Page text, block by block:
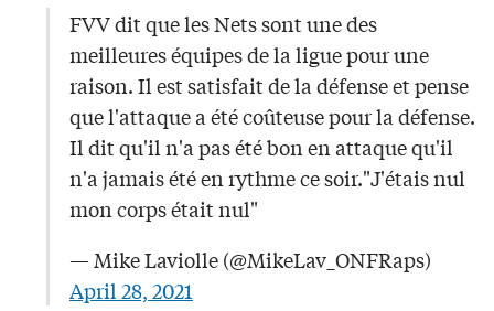
FVV dit que les Nets sont une des
meilleures équipes de la ligue pour une
raison. Il est satisfait de la défense et pense
que l'attaque a été coûteuse pour la défense.
Il dit qu'il n'a pas été bon en attaque qu'il
n'a jamais été en rythme ce soir."J'étais nul
mon corps était nul"
— Mike Laviolle (@MikeLav_ONFRaps)
April 28, 2021